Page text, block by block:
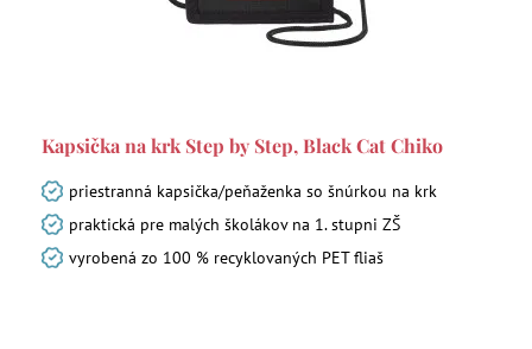
Kapsička na krk Step by Step, Black Cat Chiko
priestranná kapsička/peňaženka so šnúrkou na krk
praktická pre malých školákov na 1. stupni ZŠ
vyrobená zo 100 % recyklovaných PET fliaš